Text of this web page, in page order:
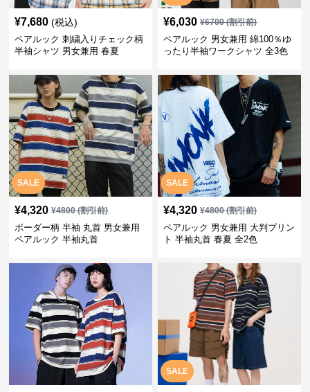
¥7,680 (税込)
ペアルック 刺繍入りチェック柄
半袖シャツ 男女兼用 春夏
¥6,030 ¥6700(割引前)
ペアルック 男女兼用 綿100％ゆ
ったり半袖ワークシャツ 全3色
SALE
¥4,320 ¥4800(割引前)
ボーダー柄 半袖 丸首 男女兼用
ペアルック 半袖丸首
SALE
¥4,320 ¥4800(割引前)
ペアルック 男女兼用 大判プリン
ト 半袖丸首 春夏 全2色
SALE